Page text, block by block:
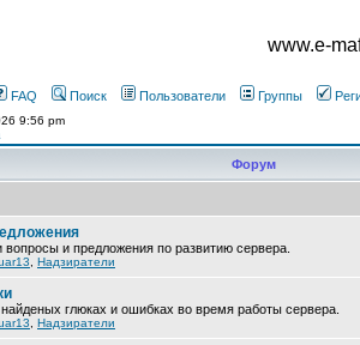
www.e-
FAQ Поиск Пользователи Группы
9:56 pm
Форум
и предложения по развитию сервера.
Надзиратели
глюках и ошибках во время работы сервера.
Надзиратели